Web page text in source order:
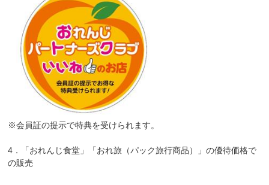
※会員証の提示で特典を受けられます。
4．「おれんじ食堂」「おれ旅（パック旅行商品）」の優待価格で
の販売